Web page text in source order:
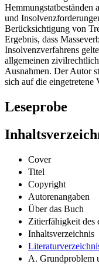
Hemmungstatbeständen
und
Berücksichtigung von
Ergebnis, dass
Insolvenzverfahrens
allgemeinen
Ausnahmen. Der Autor
sich auf die eingetretene
Leseprobe
Cover
Titel
Copyright
Autorenangaben
Über das Buch
Zitierfähigkeit des
Inhaltsverzeichnis
A. Grundproblem